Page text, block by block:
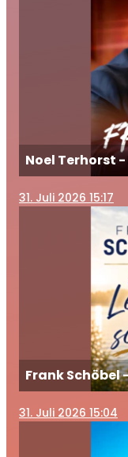
Noel Terhorst
31. Juli 2026 15:17
Frank Schöbel
31. Juli 2026 15:04